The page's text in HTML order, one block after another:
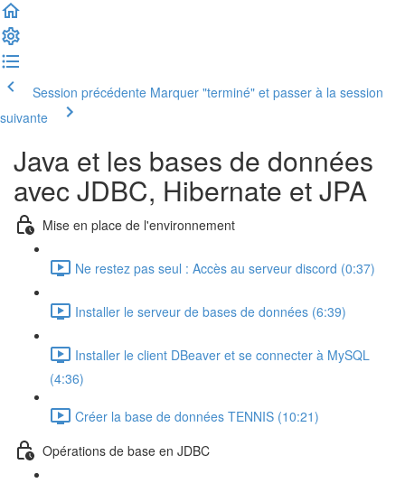
Session précédente Marquer "terminé" et passer à la session
suivante
Java et les bases de données
avec JDBC, Hibernate et JPA
Mise en place de l'environnement
Ne restez pas seul : Accès au serveur discord (0:37)
Installer le serveur de bases de données (6:39)
Installer le client DBeaver et se connecter à MySQL
(4:36)
Créer la base de données TENNIS (10:21)
Opérations de base en JDBC